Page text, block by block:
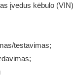
įvedus kėbulo
testavimas;